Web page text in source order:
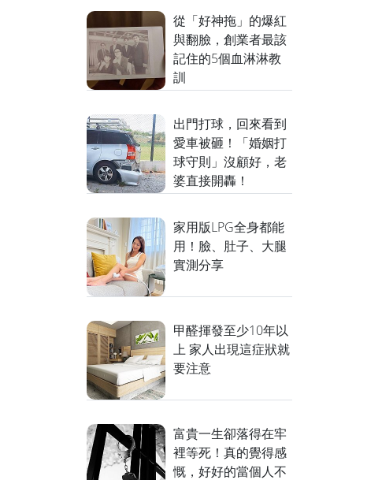
從「好神拖」的爆紅
與翻臉，創業者最該
記住的5個血淋淋教
訓
出門打球，回來看到
愛車被砸！「婚姻打
球守則」沒顧好，老
婆直接開轟！
家用版LPG全身都能
用！臉、肚子、大腿
實測分享
甲醛揮發至少10年以
上 家人出現這症狀就
要注意
富貴一生卻落得在牢
裡等死！真的覺得感
慨，好好的當個人不